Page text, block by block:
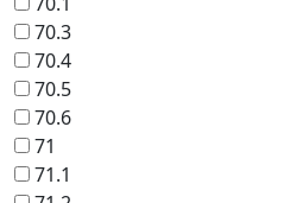
70.3
70.4
70.5
70.6
71
71.1